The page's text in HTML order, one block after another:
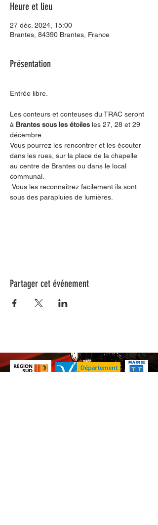
Heure et lieu
27 déc. 2024, 15:00
Brantes, 84390 Brantes, France
Présentation
Entrée libre.
Les conteurs et conteuses du TRAC seront
à Brantes sous les étoiles les 27, 28 et 29
décembre.
Vous pourrez les rencontrer et les écouter
dans les rues, sur la place de la chapelle
au centre de Brantes ou dans le local
communal.
sous des parapluies de lumières.
Partager cet événement